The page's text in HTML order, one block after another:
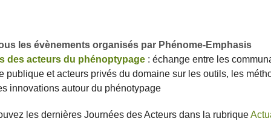
les évènements organisés par Phénome-Emphasis
des acteurs du phénoptypage : échange entre les
publique et acteurs privés du domaine sur les outils, les
innovations autour du phénotypage
les dernières Journées des Acteurs dans la rubrique